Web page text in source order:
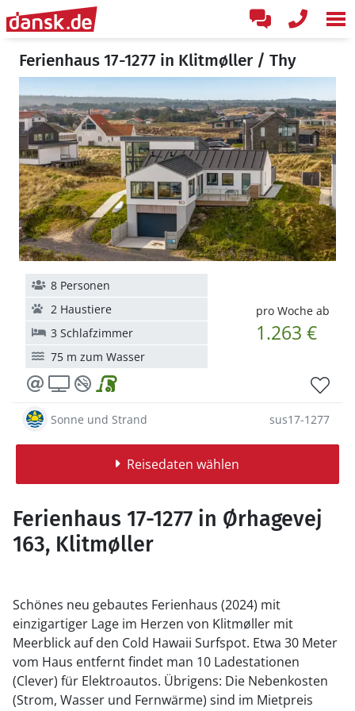
Ferienhaus 17-1277 in Klitmøller / Thy
pro Woche ab
1.263 €
8 Personen
2 Haustiere
3 Schlafzimmer
75 m zum Wasser
Sonne und Strand sus17-1277
Reisedaten wählen
Ferienhaus 17-1277 in Ørhagevej
163, Klitmøller
Schönes neu gebautes Ferienhaus (2024) mit
einzigartiger Lage im Herzen von Klitmøller mit
Meerblick auf den Cold Hawaii Surfspot. Etwa 30 Meter
vom Haus entfernt findet man 10 Ladestationen
(Clever) für Elektroautos. Übrigens: Die Nebenkosten
(Strom, Wasser und Fernwärme) sind im Mietpreis